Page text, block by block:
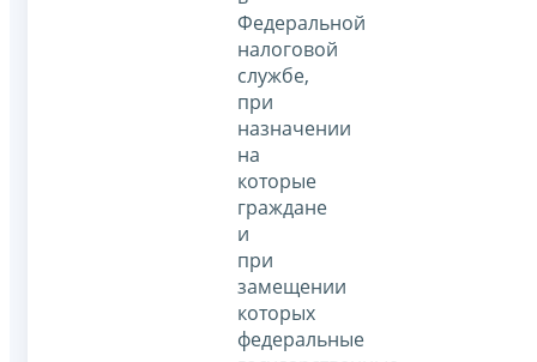
Федеральной
налоговой
службе,
при
назначении
на
которые
граждане
и
при
замещении
которых
федеральные